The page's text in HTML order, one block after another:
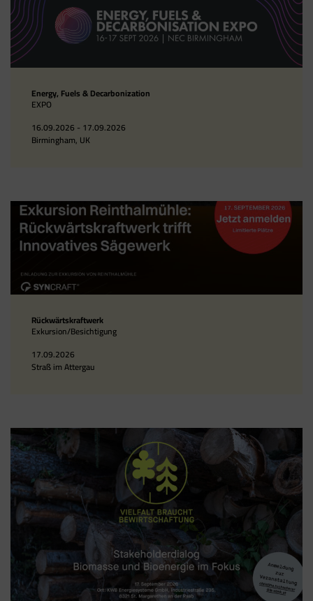
Energy, Fuels & Decarbonization
EXPO
16.09.2026 - 17.09.2026
Birmingham, UK
Rückwärtskraftwerk
Exkursion/Besichtigung
17.09.2026
Straß im Attergau